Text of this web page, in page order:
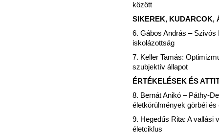
között
SIKEREK, KUDARCOK,
6. Gábos András – Szivós
iskolázottság
7. Keller Tamás:
szubjektív állapot
ÉRTÉKELÉSEK ÉS
8. Bernát Anikó – Páthy-
életkörülmények görbéi és
9. Hegedűs Rita: A vallási
életciklus